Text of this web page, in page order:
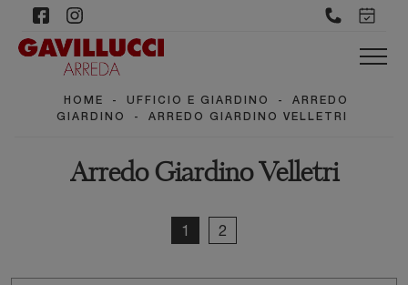
HOME - UFFICIO E GIARDINO -
ARREDO
GIARDINO
- ARREDO GIARDINO VELLETRI
Arredo Giardino Velletri
1 2